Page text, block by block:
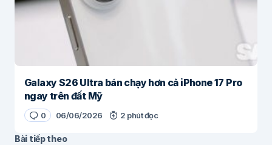
Galaxy S26 Ultra bán chạy hơn cả iPhone 17 Pro
ngay trên đất Mỹ
0 06/06/2026 2 phút đọc
Bài tiếp theo